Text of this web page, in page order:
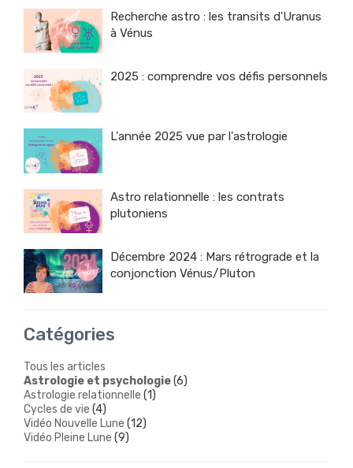
Recherche astro : les transits d'Uranus
à Vénus
2025 : comprendre vos défis personnels
L'année 2025 vue par l'astrologie
Astro relationnelle : les contrats
plutoniens
Décembre 2024 : Mars rétrograde et la
conjonction Vénus/Pluton
Catégories
Tous les articles
Astrologie et psychologie(6)
Astrologie relationnelle (1)
Cycles de vie (4)
Vidéo Nouvelle Lune (12)
Vidéo Pleine Lune (9)